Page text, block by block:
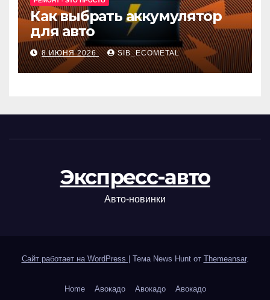
Как выбрать аккумулятор
для авто
8 ИЮНЯ 2026 SIB_ECOMETAL
Экспресс-авто
Авто-новинки
Сайт работает на WordPress Тема News Hunt от Themeansar.
Home Авокадо Авокадо Авокадо